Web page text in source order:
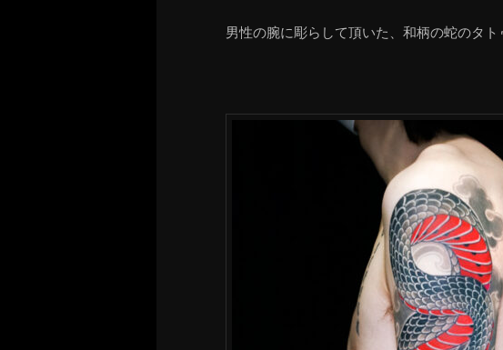
男性の腕に彫らして頂いた、和柄の蛇のタト